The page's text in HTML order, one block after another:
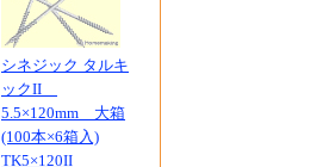
シネジック タルキ
ックII
5.5×120mm 大箱
(100本×6箱入)
TK5×120II